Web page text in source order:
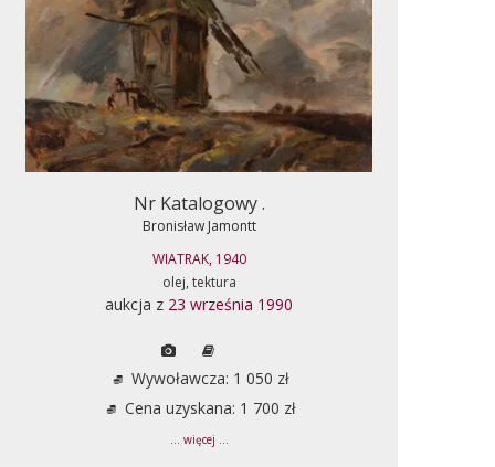
Nr Katalogowy .
Bronisław Jamontt
WIATRAK, 1940
olej, tektura
aukcja z 23 września 1990
Wywoławcza: 1 050 zł
Cena uzyskana: 1 700 zł
... więcej ...